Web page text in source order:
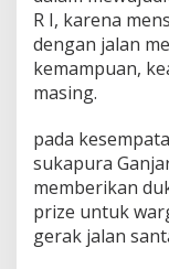
l
R I, karena
dengan jalan
kemampuan,
masing.
pada
sukapura
memberikan
prize untuk
gerak jalan